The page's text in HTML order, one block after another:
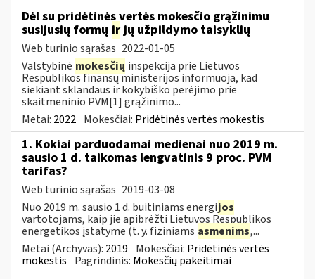
Dėl su pridėtinės vertės mokesčio grąžinimu
susijusių formų irjų užpildymo taisyklių
Web turinio sąrašas 2022-01-05
Valstybinė mokesčių inspekcija prie Lietuvos
Respublikos finansų ministerijos informuoja, kad
siekiant sklandaus ir kokybiško perėjimo prie
skaitmeninio PVM[1] grąžinimo...
Metai: 2022 Mokesčiai: Pridėtinės vertės mokestis
1. Kokiai parduodamai medienai nuo 2019 m.
sausio 1 d. taikomas lengvatinis 9 proc. PVM
tarifas?
Web turinio sąrašas 2019-03-08
Nuo 2019 m. sausio 1 d. buitiniams energijos
vartotojams, kaip jie apibrėžti Lietuvos Respublikos
energetikos įstatyme (t. y. fiziniams asmenims,...
Metai (Archyvas): 2019 Mokesčiai: Pridėtinės vertės
mokestis Pagrindinis: Mokesčių pakeitimai